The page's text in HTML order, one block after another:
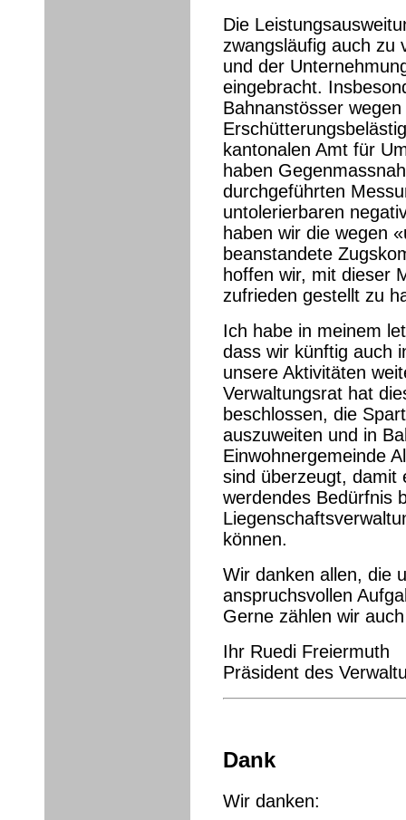
Die
zwangsläufig auch zu
und der
eingebracht.
Bahnanstösser
kantonalen Amt für
haben
durchgeführten
untolerierbaren
haben wir die wegen
beanstandete
hoffen wir, mit dieser
zufrieden gestellt zu
Ich habe in meinem
dass wir künftig auch
unsere Aktivitäten
Verwaltungsrat hat
beschlossen, die
auszuweiten und in
Einwohnergemeinde
sind überzeugt, damit
werdendes Bedürfnis
können.
Wir danken allen, die
anspruchsvollen
Gerne zählen wir
Ihr Ruedi Freiermuth
Präsident des
Dank
Wir danken: